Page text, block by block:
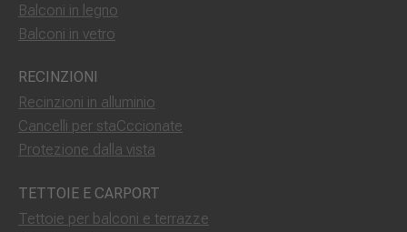
Balconi in legno
Balconi in vetro
RECINZIONI
Recinzioni in alluminio
Cancelli per staCccionate
Protezione dalla vista
TETTOIE E CARPORT
Tettoie per balconi e terrazze